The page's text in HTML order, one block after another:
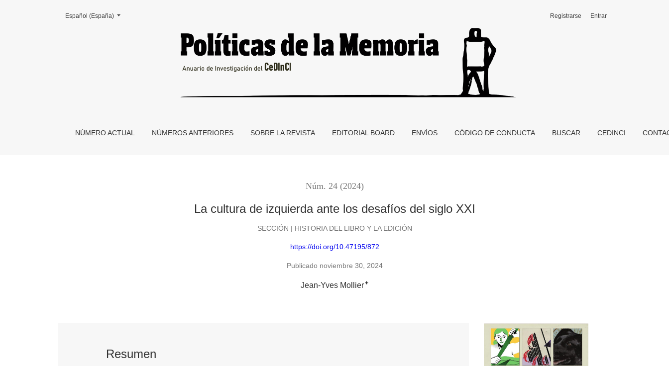
La cultura de izquierda ante los desafíos del siglo XXI
NÚMERO ACTUAL NÚMEROS ANTERIORES SOBRE LA REVISTA EDITORIAL BOARD ENVÍOS CÓDIGO DE CONDUCTA BUSCAR CEDINCI
Registrarse Entrar
Cambiar el idioma. El actual es:
Español (España)
Núm. 24 (2024)
La cultura de izquierda ante los desafíos del siglo XXI
SECCIÓN | HISTORIA DEL LIBRO Y LA EDICIÓN
https://doi.org/10.47195/872
Publicado noviembre 30, 2024
Jean-Yves Mollier+
Resumen